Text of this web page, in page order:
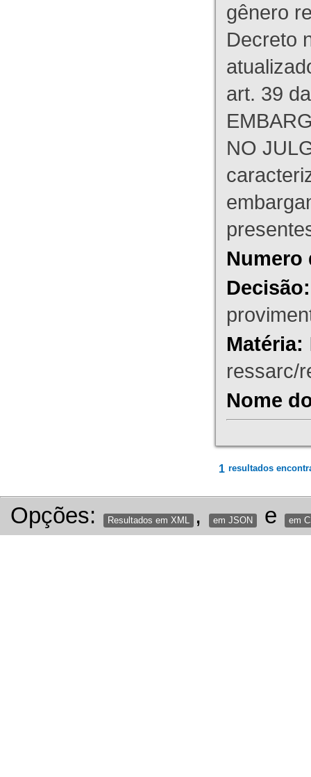
gênero
Decreto
art. 39
NO
Numero
Decisão:
Matéria:
ressarc/
Nome
1 resultados
Opções: Resultados em XML , em JSON e em